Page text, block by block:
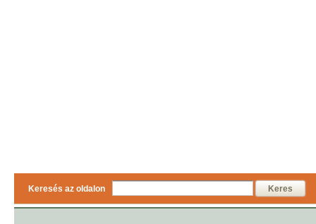
Keresés az oldalon Keres